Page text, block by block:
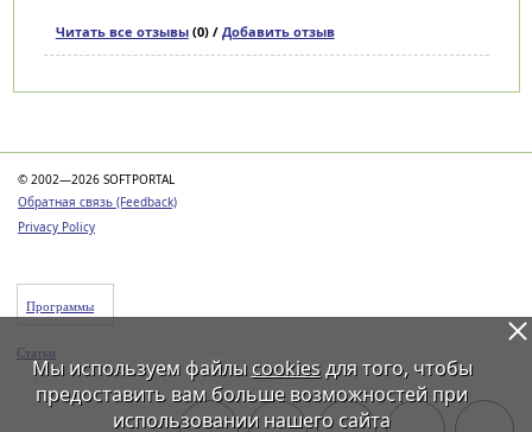
Читать все отзывы(0) / Добавить отзыв
© 2002—2026 SOFTPORTAL
Обратная связь (Feedback)
Privacy Policy
Программы
Статьи
Мы используем файлы cookiesдля того, чтобы
предоставить вам больше возможностей при
использовании нашего сайта